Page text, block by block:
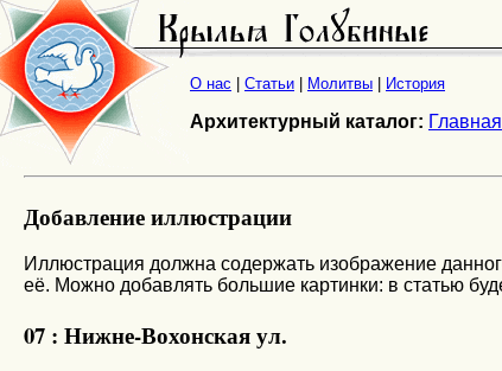
О нас Статьи Молитвы История
Архитектурный каталог: Главная
Добавление иллюстрации
Иллюстрация должна содержать изображение
её. Можно добавлять большие картинки: в статью
07 : Нижне-Вохонская ул.